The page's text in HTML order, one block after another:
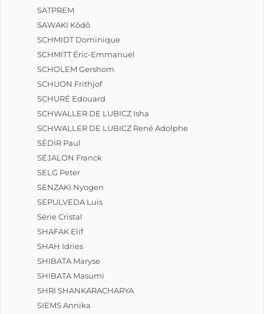
SATPREM
SAWAKI Kôdô
SCHMIDT Dominique
SCHMITT Éric-Emmanuel
SCHOLEM Gershom
SCHUON Frithjof
SCHURÉ Edouard
SCHWALLER DE LUBICZ Isha
SCHWALLER DE LUBICZ René Adolphe
SÉDIR Paul
SÉJALON Franck
SELG Peter
SENZAKI Nyogen
SEPULVEDA Luis
Série Cristal
SHAFAK Elif
SHAH Idries
SHIBATA Maryse
SHIBATA Masumi
SHRI SHANKARACHARYA
SIEMS Annika